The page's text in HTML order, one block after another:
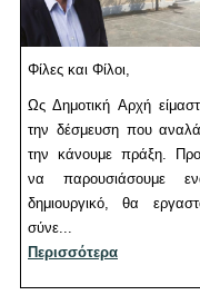
Φίλες και Φίλοι,
Ως Δημοτική Αρχή
την δέσμευση που
την κάνουμε πράξη.
να παρουσιάσουμε
δημιουργικό, θα
σύνε...
Περισσότερα